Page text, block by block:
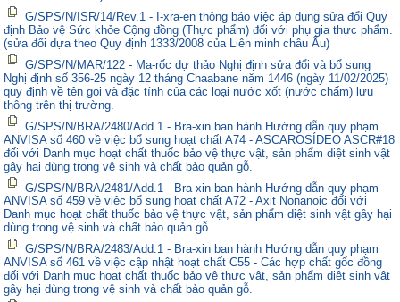
G/SPS/N/ISR/14/Rev.1 - I-xra-en thông báo việc áp dụng sửa đổi Quy
định Bảo vệ Sức khỏe Cộng đồng (Thực phẩm) đối với phụ gia thực phẩm.
(sửa đổi dựa theo Quy định 1333/2008 của Liên minh châu Âu)
G/SPS/N/MAR/122 - Ma-rốc dự thảo Nghị định sửa đổi và bổ sung
Nghị định số 356-25 ngày 12 tháng Chaabane năm 1446 (ngày 11/02/2025)
quy định về tên gọi và đặc tính của các loại nước xốt (nước chấm) lưu
thông trên thị trường.
G/SPS/N/BRA/2480/Add.1 - Bra-xin ban hành Hướng dẫn quy phạm
ANVISA số 460 về việc bổ sung hoạt chất A74 - ASCAROSÍDEO ASCR#18
đối với Danh mục hoạt chất thuốc bảo vệ thực vật, sản phẩm diệt sinh vật
gây hại dùng trong vệ sinh và chất bảo quản gỗ.
G/SPS/N/BRA/2481/Add.1 - Bra-xin ban hành Hướng dẫn quy phạm
ANVISA số 459 về việc bổ sung hoạt chất A72 - Axit Nonanoic đối với
Danh mục hoạt chất thuốc bảo vệ thực vật, sản phẩm diệt sinh vật gây hại
dùng trong vệ sinh và chất bảo quản gỗ.
G/SPS/N/BRA/2483/Add.1 - Bra-xin ban hành Hướng dẫn quy phạm
ANVISA số 461 về việc cập nhật hoạt chất C55 - Các hợp chất gốc đồng
đối với Danh mục hoạt chất thuốc bảo vệ thực vật, sản phẩm diệt sinh vật
gây hại dùng trong vệ sinh và chất bảo quản gỗ.